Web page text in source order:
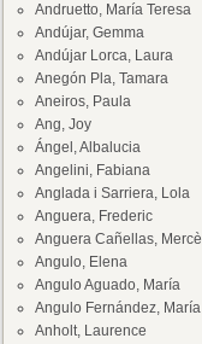
Andruetto, María Teresa
Andújar, Gemma
Andújar Lorca, Laura
Anegón Pla, Tamara
Aneiros, Paula
Ang, Joy
Ángel, Albalucia
Angelini, Fabiana
Anglada i Sarriera, Lola
Anguera, Frederic
Anguera Cañellas, Mercè
Angulo, Elena
Angulo Aguado, María
Angulo Fernández, María
Anholt, Laurence